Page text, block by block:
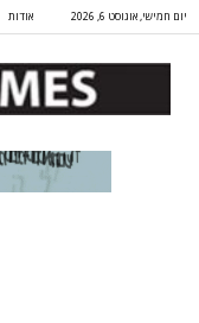
יום חמישי, אוגוסט 6, 2026 אודות